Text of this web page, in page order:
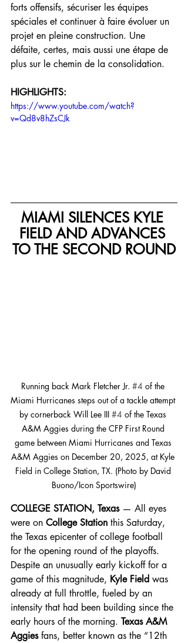
forts offensifs, sécuriser les équipes
spéciales et continuer à faire évoluer un
projet en pleine construction. Une
défaite, certes, mais aussi une étape de
plus sur le chemin de la consolidation.
HIGHLIGHTS:
https://www.youtube.com/watch?
v=Qd8v8hZsCJk
MIAMI SILENCES KYLE
FIELD AND ADVANCES
TO THE SECOND ROUND
Running back Mark Fletcher Jr. #4 of the
Miami Hurricanes steps out of a tackle attempt
by cornerback Will Lee III #4 of the Texas
A&M Aggies during the CFP First Round
game between Miami Hurricanes and Texas
A&M Aggies on December 20, 2025, at Kyle
Field in College Station, TX. (Photo by David
Buono/Icon Sportswire)
COLLEGE STATION, Texas — All eyes
were on College Station this Saturday,
the Texas epicenter of college football
for the opening round of the playoffs.
Despite an unusually early kickoff for a
game of this magnitude, Kyle Field was
already at full throttle, fueled by an
intensity that had been building since the
early hours of the morning. Texas A&M
Aggies fans, better known as the “12th